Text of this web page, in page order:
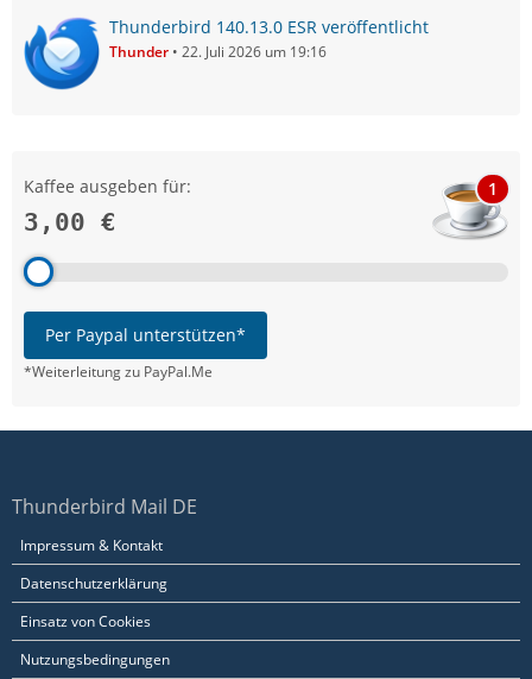
Thunderbird 140.13.0 ESR veröffentlicht
Thunder 22. Juli 2026 um 19:16
Kaffee ausgeben für:
3,00 €
1
Per Paypal unterstützen*
*Weiterleitung zu PayPal.Me
Thunderbird Mail DE
Impressum & Kontakt
Datenschutzerklärung
Einsatz von Cookies
Nutzungsbedingungen